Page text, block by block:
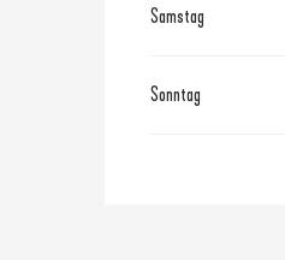
Samstag
Sonntag